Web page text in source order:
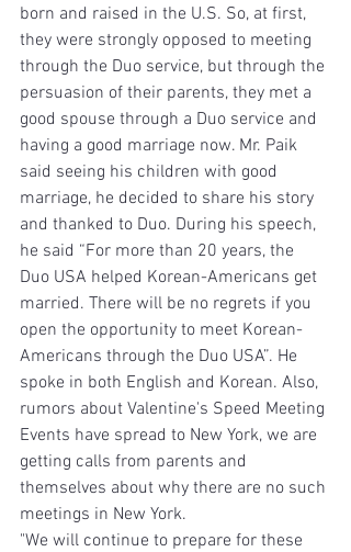
born and raised in the U.S. So, at first,
they were strongly opposed to meeting
through the Duo service, but through the
persuasion of their parents, they met a
good spouse through a Duo service and
having a good marriage now. Mr. Paik
said seeing his children with good
marriage, he decided to share his story
and thanked to Duo. During his speech,
he said “For more than 20 years, the
Duo USA helped Korean-Americans get
married. There will be no regrets if you
open the opportunity to meet Korean-
Americans through the Duo USA”. He
spoke in both English and Korean. Also,
rumors about Valentine's Speed Meeting
Events have spread to New York, we are
getting calls from parents and
themselves about why there are no such
meetings in New York.
"We will continue to prepare for these